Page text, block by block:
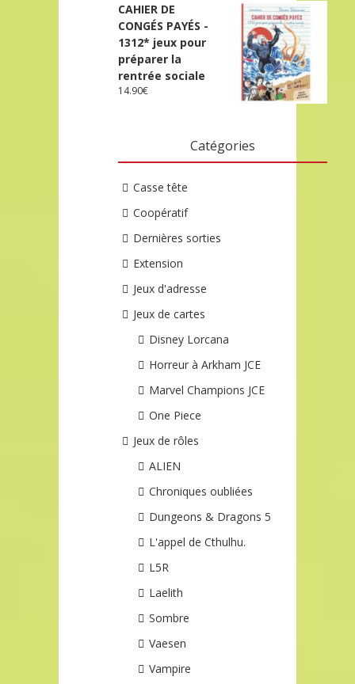
CAHIER DE
CONGÉS PAYÉS -
1312* jeux pour
préparer la
rentrée sociale
14.90€
Catégories
Casse tête
Coopératif
Dernières sorties
Extension
Jeux d'adresse
Jeux de cartes
Disney Lorcana
Horreur à Arkham JCE
Marvel Champions JCE
One Piece
Jeux de rôles
ALIEN
Chroniques oubliées
Dungeons & Dragons 5
L'appel de Cthulhu.
L5R
Laelith
Sombre
Vaesen
Vampire